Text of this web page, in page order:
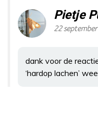
Pietje
22
dank voor de
‘hardop lachen’